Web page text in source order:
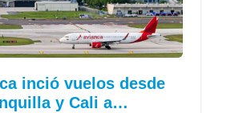
inció vuelos desde
y Cali a…